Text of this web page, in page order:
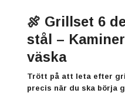
🍖 Grillset 6
stål – Kaminer
väska
Trött på att leta efter
precis när du ska börja